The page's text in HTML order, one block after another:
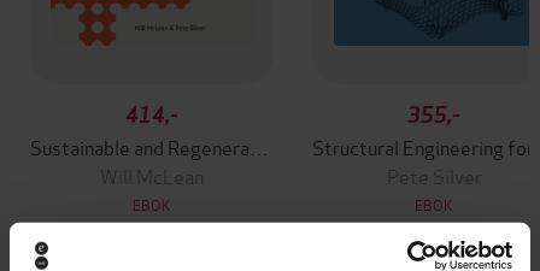
414,-
Will McLean
EBOK
355,-
Pete Silver
EBOK